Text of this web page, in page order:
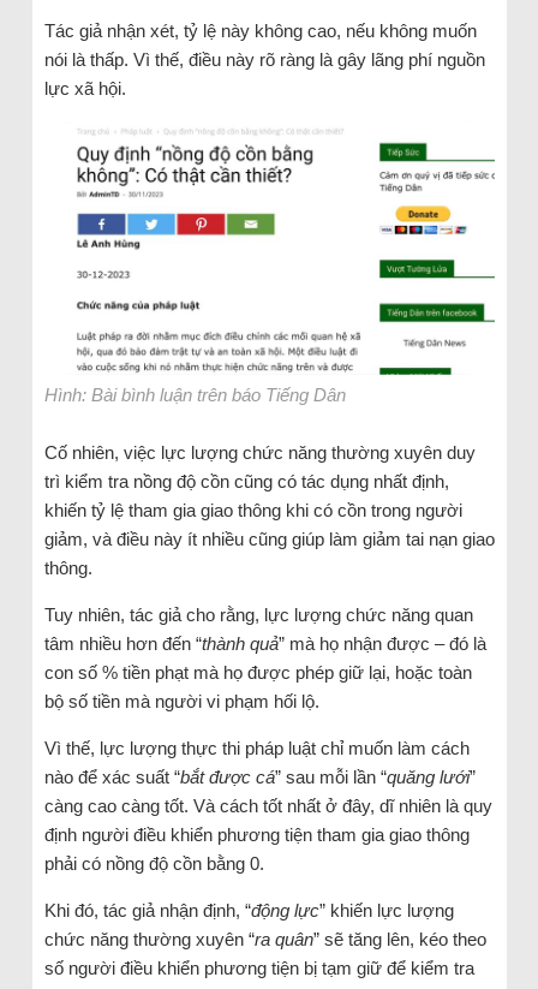
Tác giả nhận xét, tỷ lệ này không cao, nếu không muốn
nói là thấp. Vì thế, điều này rõ ràng là gây lãng phí nguồn
lực xã hội.
Hình: Bài bình luận trên báo Tiếng Dân
Cố nhiên, việc lực lượng chức năng thường xuyên duy
trì kiểm tra nồng độ cồn cũng có tác dụng nhất định,
khiến tỷ lệ tham gia giao thông khi có cồn trong người
giảm, và điều này ít nhiều cũng giúp làm giảm tai nạn giao
thông.
Tuy nhiên, tác giả cho rằng, lực lượng chức năng quan
tâm nhiều hơn đến “thành quả” mà họ nhận được – đó là
con số % tiền phạt mà họ được phép giữ lại, hoặc toàn
bộ số tiền mà người vi phạm hối lộ.
Vì thế, lực lượng thực thi pháp luật chỉ muốn làm cách
nào để xác suất “bắt được cá” sau mỗi lần “quăng lưới”
càng cao càng tốt. Và cách tốt nhất ở đây, dĩ nhiên là quy
định người điều khiển phương tiện tham gia giao thông
phải có nồng độ cồn bằng 0.
Khi đó, tác giả nhận định, “động lực” khiến lực lượng
chức năng thường xuyên “ra quân” sẽ tăng lên, kéo theo
số người điều khiển phương tiện bị tạm giữ để kiểm tra